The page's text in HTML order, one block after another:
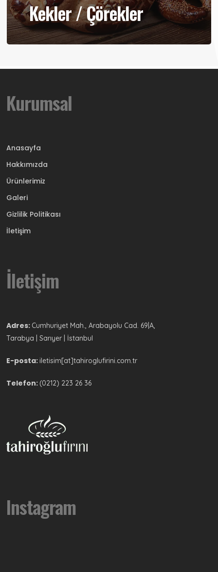
Kekler / Çörekler
Kurumsal
Anasayfa
Hakkımızda
Ürünlerimiz
Galeri
Gizlilik Politikası
İletişim
İletişim
Adres: Cumhuriyet Mah., Arabayolu Cad. 69|A,
Tarabya | Sarıyer | İstanbul
E-posta:iletisim[at]tahiroglufirini.com.tr
Telefon: (0212) 223 26 36
Instagram